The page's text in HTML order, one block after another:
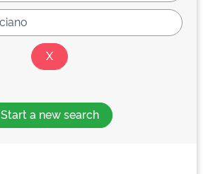
Start a new search